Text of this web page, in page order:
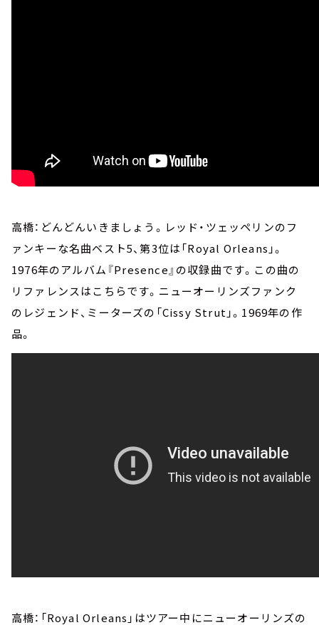
高橋：どんどんいきましょう。レッド・ツェッペリンのフ
ァンキーな名曲ベスト5、第3位は「Royal Orleans」。
1976年のアルバム『Presence』の収録曲です。この曲の
リファレンスはこちらです。ニューオーリンズファンク
のレジェンド、ミーターズの「Cissy Strut」。1969年の作
品。
高橋：「Royal Orleans」はツアー中にニューオーリンズの